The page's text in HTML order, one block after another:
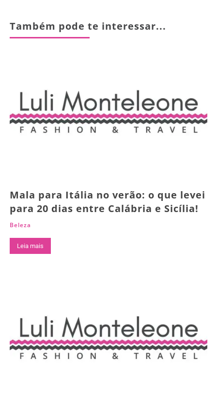
Também pode te interessar...
Mala para Itália no verão: o que levei
para 20 dias entre Calábria e Sicília!
Beleza
Leia mais